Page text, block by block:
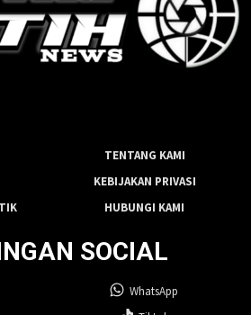
TENTANG KAMI
KEBIJAKAN PRIVASI
HUBUNGI KAMI
SOCIAL
WhatsApp